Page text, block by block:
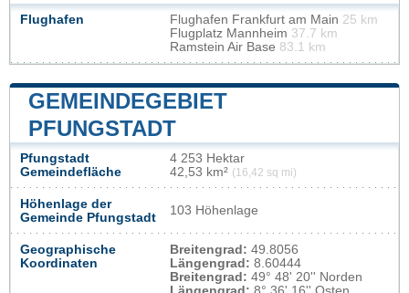
Flughafen Flughafen Frankfurt am Main 25 km
Flugplatz Mannheim 37.7 km
Ramstein Air Base 83.1 km
GEMEINDEGEBIET
PFUNGSTADT
Pfungstadt
Gemeindefläche
4 253 Hektar
42,53 km² (16,42 sq mi)
Höhenlage der
Gemeinde Pfungstadt
103 Höhenlage
Geographische
Koordinaten
Breitengrad: 49.8056
Längengrad: 8.60444
Breitengrad: 49° 48' 20'' Norden